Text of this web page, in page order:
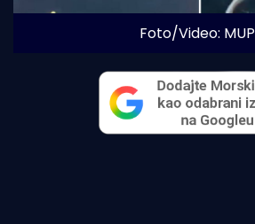
Foto/Video: MUP